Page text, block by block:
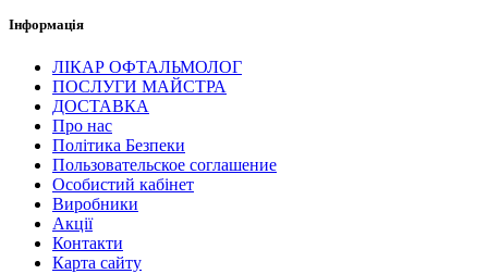
Інформація
ЛІКАР ОФТАЛЬМОЛОГ
ПОСЛУГИ МАЙСТРА
ДОСТАВКА
Про нас
Політика Безпеки
Пользовательское соглашение
Особистий кабінет
Виробники
Акції
Контакти
Карта сайту